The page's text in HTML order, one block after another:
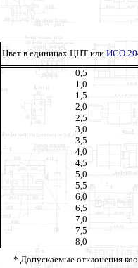
Цвет в единицах ЦНТ или ИСО
0,5
1,0
1,5
2,0
2,5
3,0
3,5
4,0
4,5
5,0
5,5
6,0
6,5
7,0
7,5
8,0
* Допускаемые отклонения